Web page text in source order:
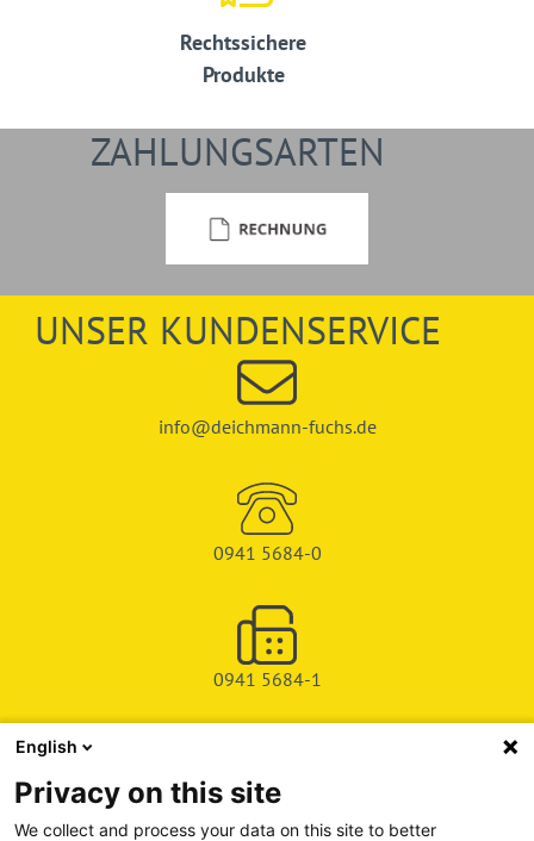
Rechtssichere
Produkte
ZAHLUNGSARTEN
UNSER KUNDENSERVICE
info@deichmann-fuchs.de
0941 5684-0
0941 5684-1
SHOP
SERVICE & SUPPORT
English
Privacy on this site
We collect and process your data on this site to better